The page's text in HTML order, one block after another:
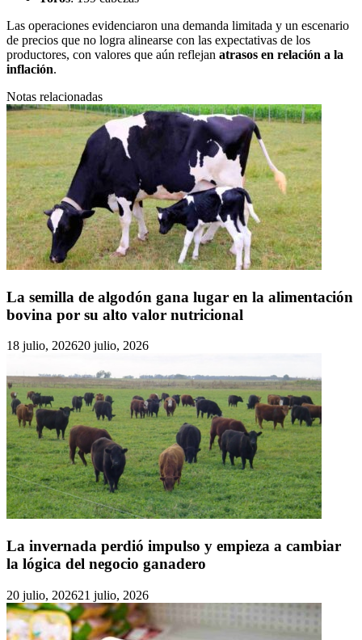
Las operaciones evidenciaron una demanda limitada y un escenario
de precios que no logra alinearse con las expectativas de los
productores, con valores que aún reflejan atrasos en relación a la
inflación.
Notas relacionadas
La semilla de algodón gana lugar en la alimentación
bovina por su alto valor nutricional
18 julio, 202620 julio, 2026
La invernada perdió impulso y empieza a cambiar
la lógica del negocio ganadero
20 julio, 202621 julio, 2026